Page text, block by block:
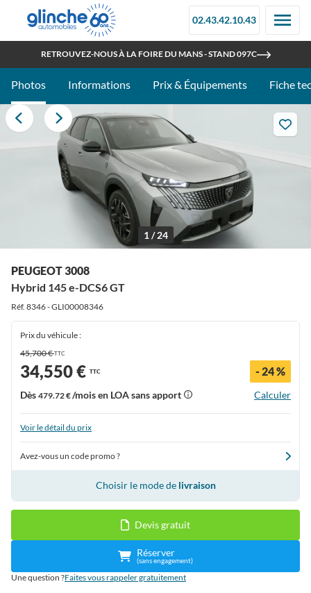
02.43.42.10.43
RETROUVEZ-NOUS À LA FOIRE DU MANS - STAND 097C
OUVERT TOUT L'ÉTÉ
Photos Informations Prix & Équipements Fiche
1 / 24
PEUGEOT 3008
Hybrid 145 e-DCS6 GT
Réf. 8346 - GLI00008346
Prix du véhicule :
45,700 €TTC
34,550 € TTC - 24 %
Dès 479.72 €/mois en LOA sans apport Calculer
Voir le détail du prix
Avez-vous un code promo ?
Choisir le mode de livraison
Devis gratuit
Réserver
(sans engagement)
Une question ?Faites vous rappeler gratuitement